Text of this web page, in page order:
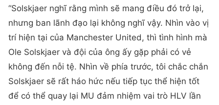
“Solskjaer nghĩ rằng mình sẽ mang điều đó trở lại,
nhưng ban lãnh đạo lại không nghĩ vậy. Nhìn vào vị
trí hiện tại của Manchester United, thì tình hình mà
Ole Solskjaer và đội của ông ấy gặp phải có vẻ
không đến nỗi tệ. Nhìn về phía trước, tôi chắc chắn
Solskjaer sẽ rất háo hức nếu tiếp tục thể hiện tốt
để có thể quay lại MU đảm nhiệm vai trò HLV lần